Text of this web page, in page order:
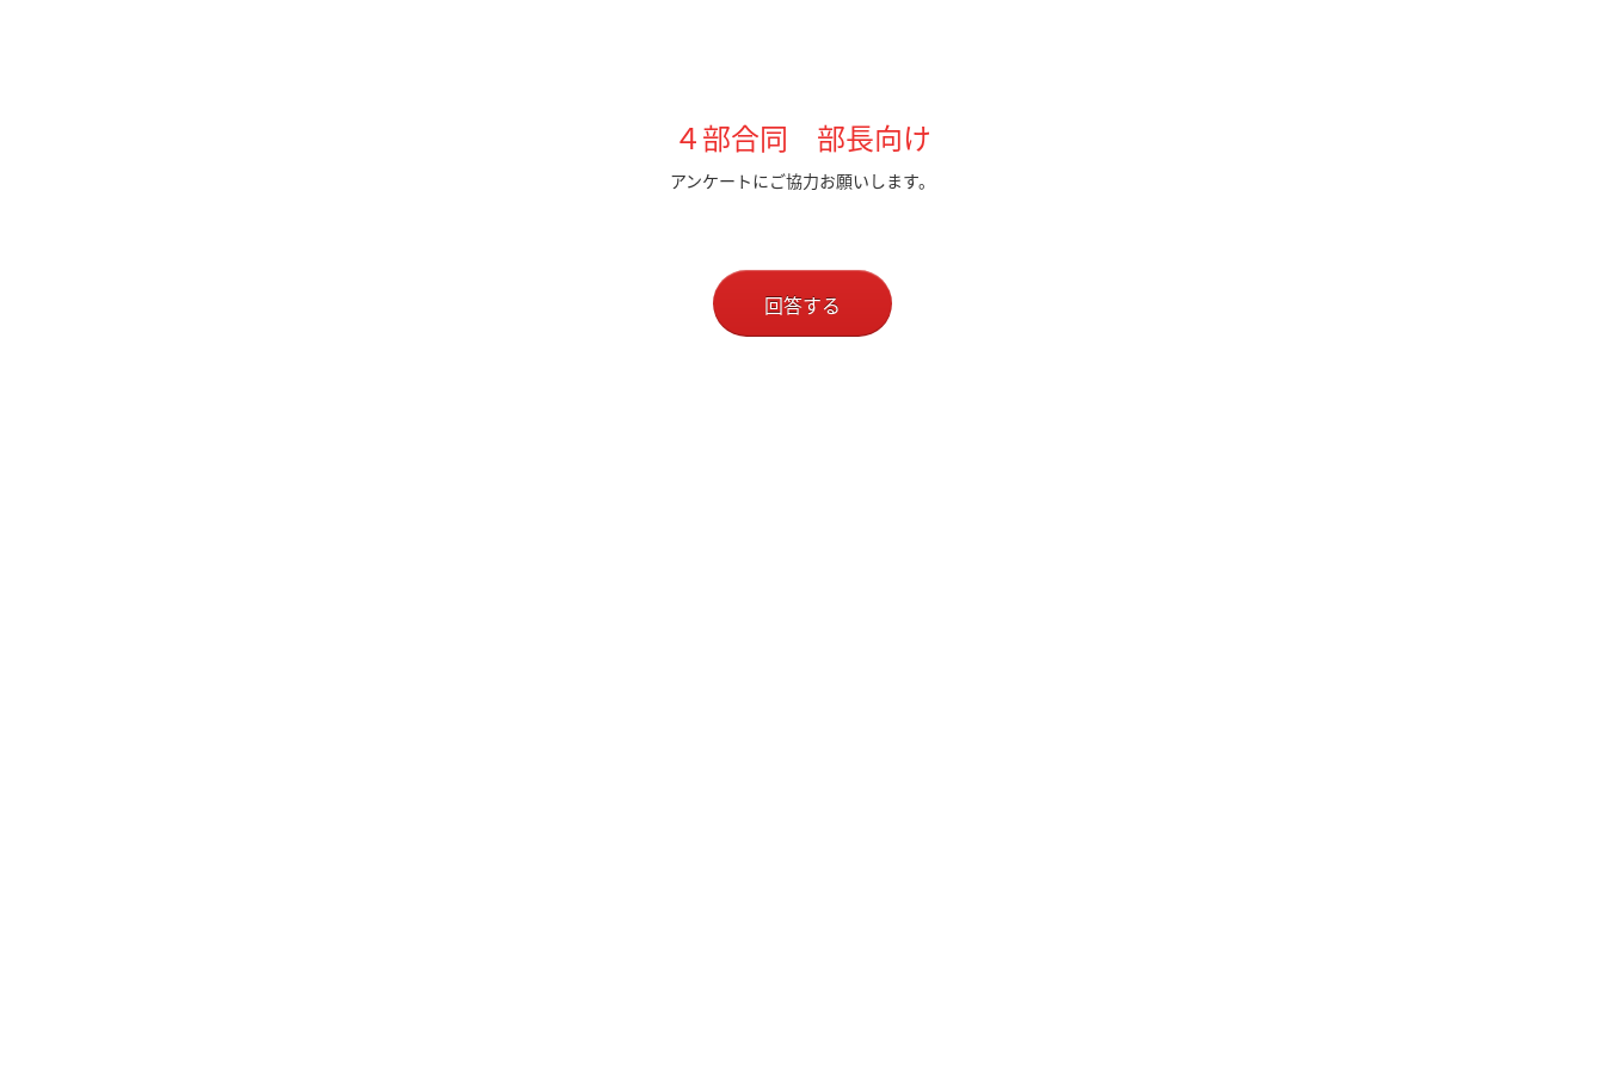
４部合同 部長向け
アンケートにご協力お願いします。
回答する